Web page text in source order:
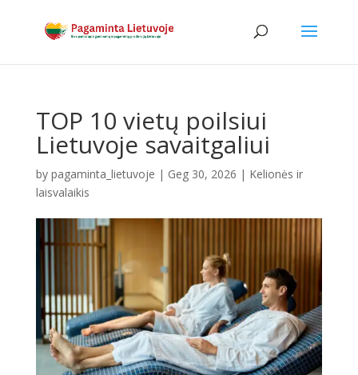
TOP 10 vietų poilsiui
Lietuvoje savaitgaliui
by pagaminta_lietuvoje | Geg 30, 2026 | Kelionės ir
laisvalaikis